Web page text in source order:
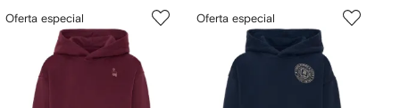
Oferta especial Oferta especial